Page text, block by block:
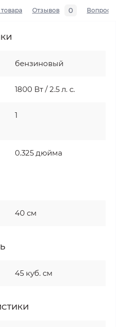
Отзывов 0 Вопросы
бензиновый
1800 Вт / 2.5 л. с.
1
0.325 дюйма
40 см
45 куб. см